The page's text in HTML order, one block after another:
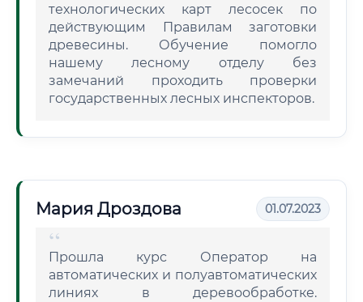
технологических карт лесосек по
действующим Правилам заготовки
древесины. Обучение помогло
нашему лесному отделу без
замечаний проходить проверки
государственных лесных инспекторов.
Мария Дроздова 01.07.2023
Прошла курс Оператор на
автоматических и полуавтоматических
линиях в деревообработке.